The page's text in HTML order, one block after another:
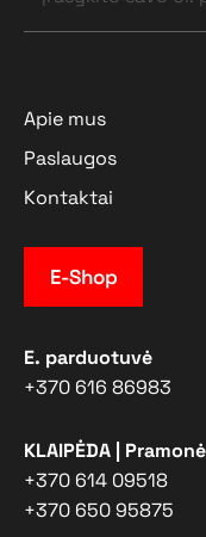
Apie mus
Paslaugos
Kontaktai
E-Shop
E. parduotuvė
+370 616 86983
KLAIPĖDA |
+370 614 09518
+370 650 95875